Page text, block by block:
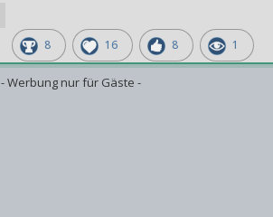
8 16 8 1
- Werbung nur für Gäste -